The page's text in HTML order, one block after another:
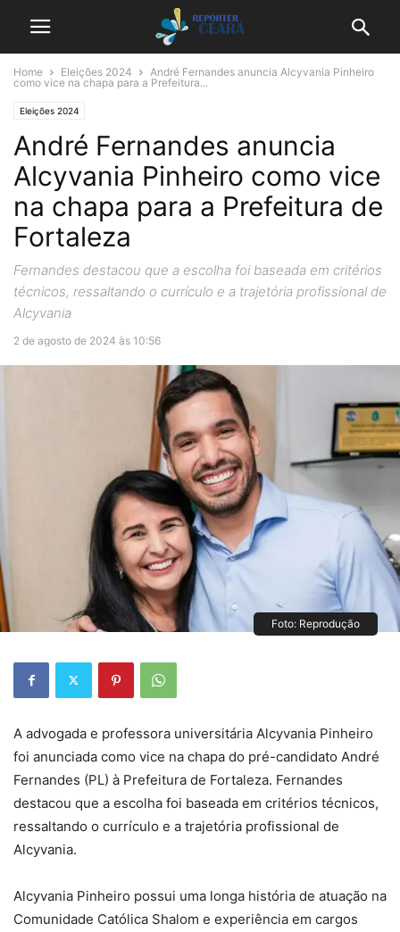
Home Eleições 2024
André Fernandes anuncia Alcyvania Pinheiro
como vice na chapa para a Prefeitura...
Eleições 2024
André Fernandes anuncia
Alcyvania Pinheiro como vice
na chapa para a Prefeitura de
Fortaleza
Fernandes destacou que a escolha foi baseada em critérios
técnicos, ressaltando o currículo e a trajetória profissional de
Alcyvania
2 de agosto de 2024 às 10:56
Foto: Reprodução
A advogada e professora universitária Alcyvania Pinheiro
foi anunciada como vice na chapa do pré-candidato André
Fernandes (PL) à Prefeitura de Fortaleza. Fernandes
destacou que a escolha foi baseada em critérios técnicos,
ressaltando o currículo e a trajetória profissional de
Alcyvania.
Alcyvania Pinheiro possui uma longa história de atuação na
Comunidade Católica Shalom e experiência em cargos